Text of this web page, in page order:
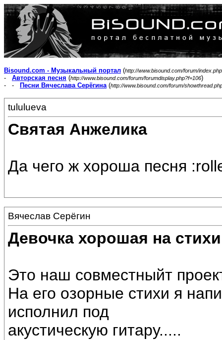
Bisound.com - Музыкальный портал (http://www.bisound.com/forum/index.php
- Авторская песня (http://www.bisound.com/forum/forumdisplay.php?f=106)
- -
Песни Вячеслава Серёгина(http://www.bisound.com/forum/
tululueva
Святая Анжелика
Да чего ж хороша песня
Вячеслав Серёгин
Девочка хорошая на
Это наш совместныйт
На его озорные стихи я
исполнил под
акустическую гитару.....